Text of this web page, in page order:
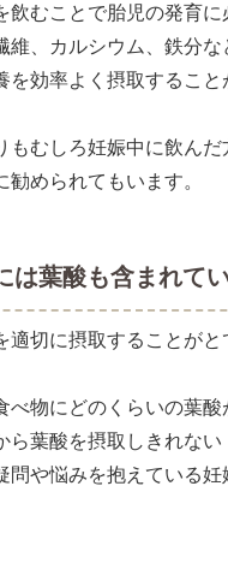
飲むことで胎児の発育に
維、カルシウム、鉄分な
を効率よく摂取すること
もむしろ妊娠中に飲ん
勧められてもいます。
は葉酸も含まれて
適切に摂取することがと
べ物にどのくらいの葉酸
ら葉酸を摂取しきれない
問や悩みを抱えている